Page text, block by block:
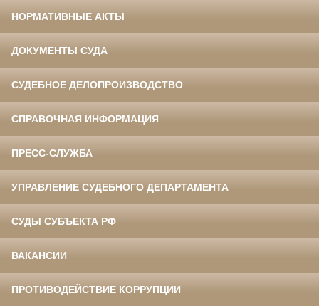
НОРМАТИВНЫЕ АКТЫ
ДОКУМЕНТЫ СУДА
СУДЕБНОЕ ДЕЛОПРОИЗВОДСТВО
СПРАВОЧНАЯ ИНФОРМАЦИЯ
ПРЕСС-СЛУЖБА
УПРАВЛЕНИЕ СУДЕБНОГО ДЕПАРТАМЕНТА
СУДЫ СУБЪЕКТА РФ
ВАКАНСИИ
ПРОТИВОДЕЙСТВИЕ КОРРУПЦИИ